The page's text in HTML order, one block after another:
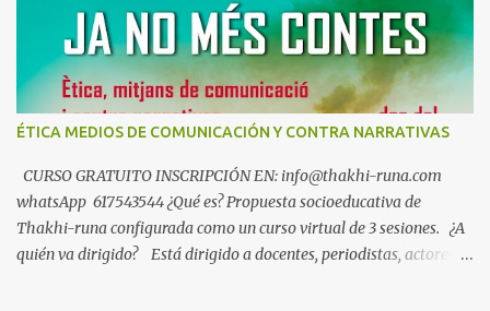
vínculos que nos unen a este maravilloso continente. Un viaje que
busca fortalecer el diálogo y la convivencia intercultural en un
mundo globalizado, pero también en nuestro propio entorno
cotidiano donde África también está presente. Es un taller
gratuito compuesto por tres encuentros que tendrá lugar en el
Noviemb...
ÉTICA MEDIOS DE COMUNICACIÓN Y CONTRA NARRATIVAS
CURSO GRATUITO INSCRIPCIÓN EN: info@thakhi-runa.com
whatsApp 617543544 ¿Qué es? Propuesta socioeducativa de
Thakhi-runa configurada como un curso virtual de 3 sesiones. ¿A
quién va dirigido? Está dirigido a docentes, periodistas, actores